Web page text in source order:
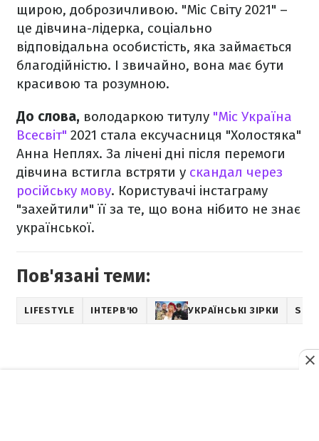
щирою, доброзичливою. "Міс Світу 2021" –
це дівчина-лідерка, соціально
відповідальна особистість, яка займається
благодійністю. І звичайно, вона має бути
красивою та розумною.
До слова, володаркою титулу "Міс Україна
Всесвіт" 2021 стала ексучасниця "Холостяка"
Анна Неплях. За лічені дні після перемоги
дівчина встигла встряти у скандал через
російську мову. Користувачі інстаграму
"захейтили" її за те, що вона нібито не знає
української.
Пов'язані теми:
LIFESTYLE ІНТЕРВ'Ю УКРАЇНСЬКІ ЗІРКИ